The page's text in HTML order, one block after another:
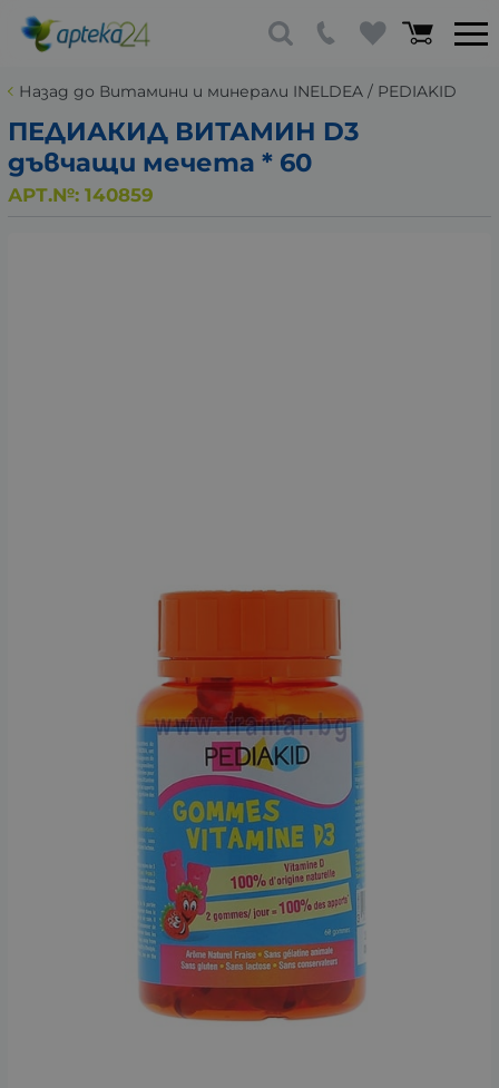
Назад до Витамини и минерали INELDEA / PEDIAKID
ПЕДИАКИД ВИТАМИН D3
дъвчащи мечета * 60
АРТ.№: 140859